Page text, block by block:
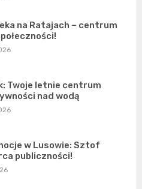
na Ratajach – centrum
Twoje letnie centrum
nad wodą
w Lusowie: Sztof
publiczności!